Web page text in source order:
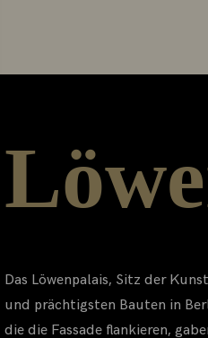
Das Löwenpalais, Sitz der
und prächtigsten Bauten in
die die Fassade flankieren,